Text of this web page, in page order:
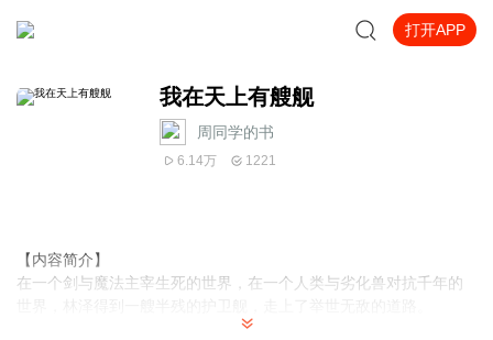
打开APP
我在天上有艘舰
周同学的书
6.14万 1221
【内容简介】
在一个剑与魔法主宰生死的世界，在一个人类与劣化兽对抗千年的